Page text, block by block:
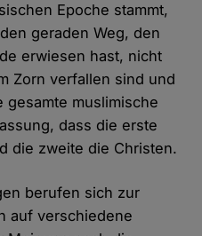
Epoche stammt,
geraden Weg, den
erwiesen hast, nicht
Zorn verfallen sind und
muslimische
dass die erste
die zweite die Christen.
berufen sich zur
auf verschiedene